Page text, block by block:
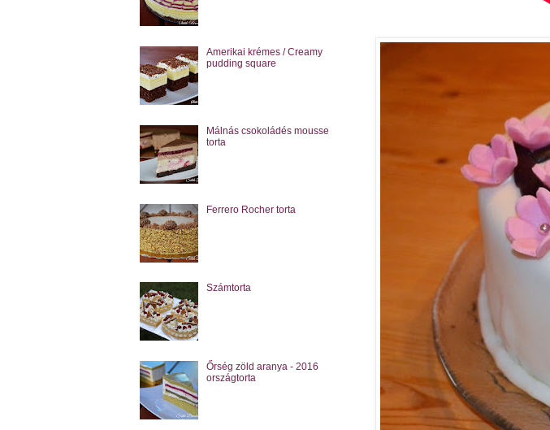
Amerikai krémes / Creamy
pudding square
Málnás csokoládés mousse
torta
Ferrero Rocher torta
Számtorta
Őrség zöld aranya - 2016
országtorta